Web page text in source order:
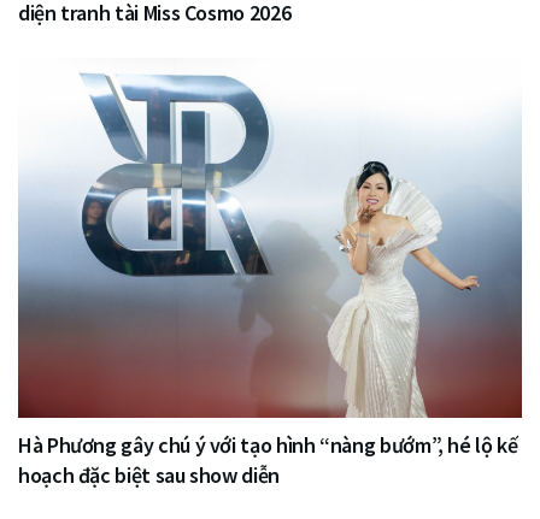
diện tranh tài Miss Cosmo 2026
Hà Phương gây chú ý với tạo hình “nàng bướm”, hé lộ kế
hoạch đặc biệt sau show diễn